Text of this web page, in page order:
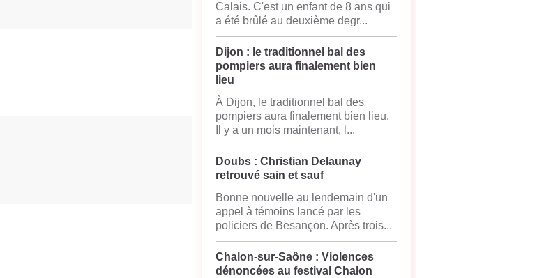
Calais. C'est un enfant de 8 ans qui
a été brûlé au deuxième degr...
Dijon : le traditionnel bal des
pompiers aura finalement bien
lieu
À Dijon, le traditionnel bal des
pompiers aura finalement bien lieu.
Il y a un mois maintenant, l...
Doubs : Christian Delaunay
retrouvé sain et sauf
Bonne nouvelle au lendemain d'un
appel à témoins lancé par les
policiers de Besançon. Après trois...
Chalon-sur-Saône : Violences
dénoncées au festival Chalon